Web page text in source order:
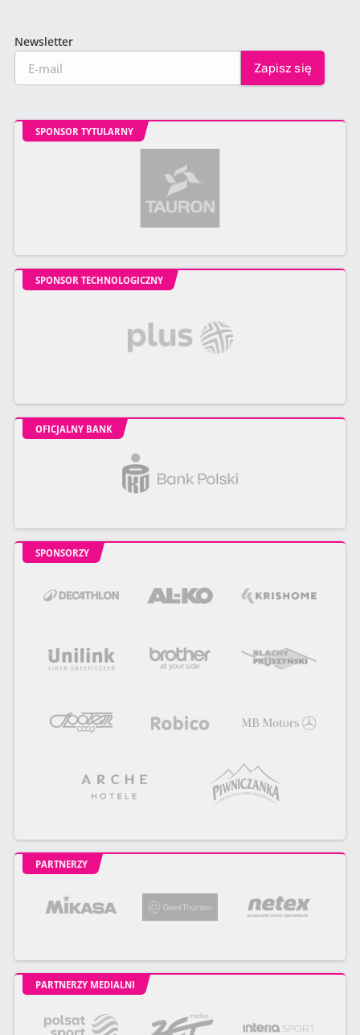
Newsletter
SPONSOR TYTULARNY
SPONSOR TECHNOLOGICZNY
OFICJALNY BANK
SPONSORZY
PARTNERZY
PARTNERZY MEDIALNI